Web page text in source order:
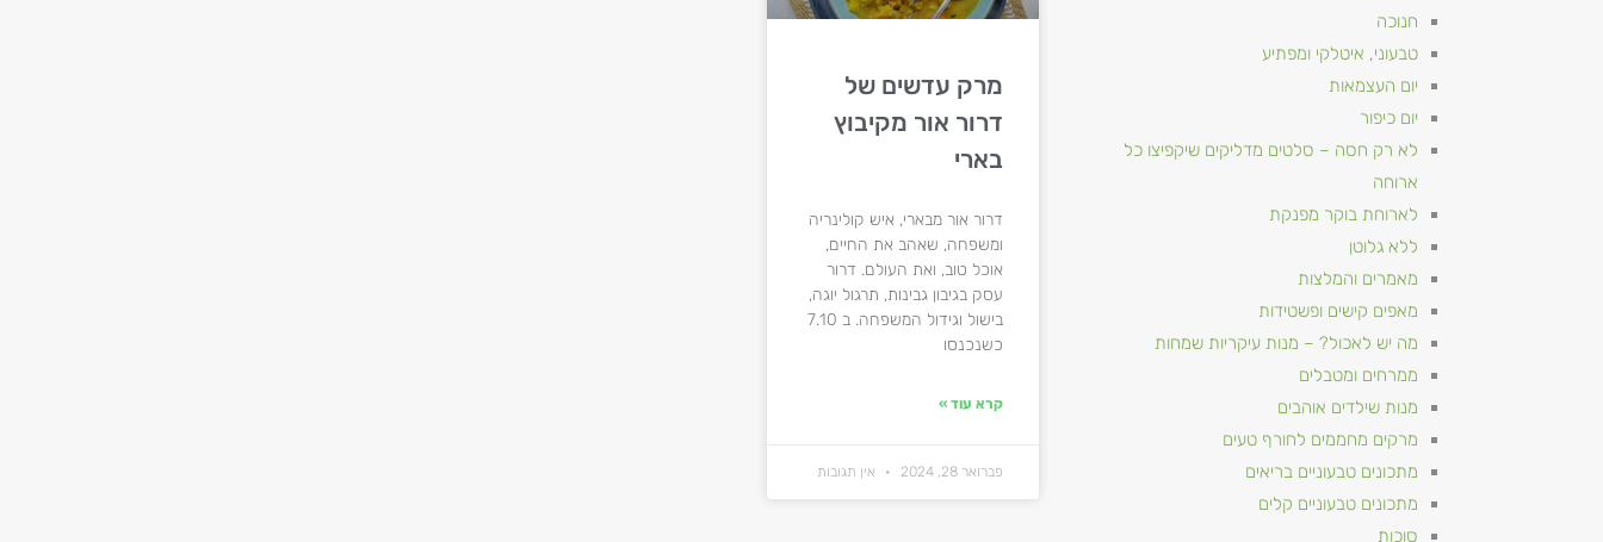
חנוכה
טבעוני, איטלקי ומפתיע
יום העצמאות
יום כיפור
לא רק חסה – סלטים מדליקים שיקפיצו כל
ארוחה
לארוחת בוקר מפנקת
ללא גלוטן
מאמרים והמלצות
מאפים קישים ופשטידות
מה יש לאכול? – מנות עיקריות שמחות
ממרחים ומטבלים
מנות שילדים אוהבים
מרקים מחממים לחורף טעים
מתכונים טבעוניים​ בריאים
מתכונים טבעוניים קלים
סוכות
מרק עדשים של
דרור אור מקיבוץ
בארי
דרור אור מבארי, איש קולינריה
ומשפחה, שאהב את החיים,
אוכל טוב, ואת העולם. דרור
עסק בגיבון גבינות, תרגול יוגה,
בישול וגידול המשפחה. ב 7.10
כשנכנסו
קרא עוד »
פברואר 28, 2024 אין תגובות